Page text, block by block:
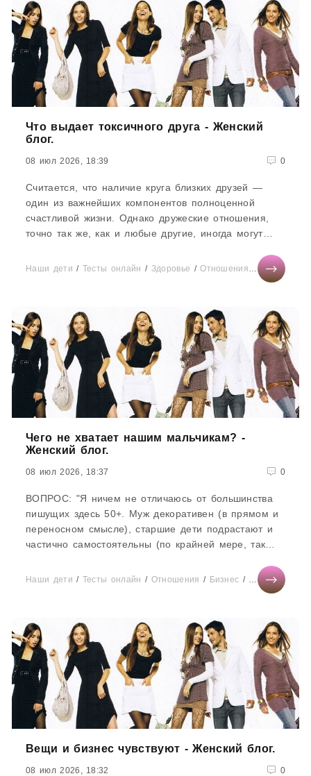
Что выдает токсичного друга - Женский
блог.
08 июл 2026, 18:39 0
Считается, что наличие круга близких друзей —
один из важнейших компонентов полноценной
счастливой жизни. Однако дружеские отношения,
точно так же, как и любые другие, иногда могут
Наши дети / Тесты онлайн / Здоровье /Отношения/Бизнес
Чего не хватает нашим мальчикам? -
Женский блог.
08 июл 2026, 18:37 0
ВОПРОС: "Я ничем не отличаюсь от большинства
пишущих здесь 50+. Муж декоративен (в прямом и
переносном смысле), старшие дети подрастают и
частично самостоятельны (по крайней мере, так
Наши дети / Тесты онлайн / Отношения / Бизнес / Мода/
Вещи и бизнес чувствуют - Женский блог.
08 июл 2026, 18:32 0